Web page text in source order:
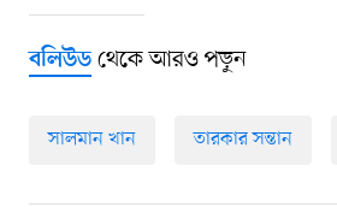
বলিউডথেকে আরও পড়ুন
সালমান খান তারকার সন্তান